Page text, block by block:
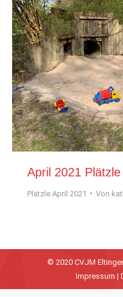
April 2021 Plätzle
Plätzle April 2021 Von
© 2020 CVJM
Impressum |